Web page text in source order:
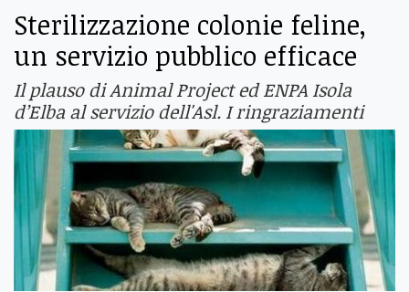
Sterilizzazione colonie feline,
un servizio pubblico efficace
Il plauso di Animal Project ed ENPA Isola
d’Elba al servizio dell'Asl. I ringraziamenti